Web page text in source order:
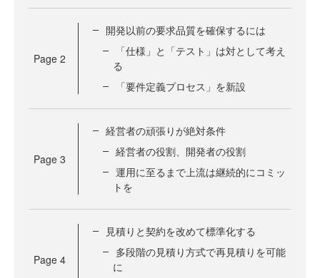
Page 2
開発以前の要求品質を確保するには
「仕様」と「テスト」は対として考え
る
「要件定義プロセス」を新設
Page 3
経営者の頑張りが絶対条件
経営者の役割、開発者の役割
運用に至るまで上流は継続的にコミッ
トを
Page 4
見積りと契約を改めて標準化する
多段階の見積り方式で再見積りを可能
に